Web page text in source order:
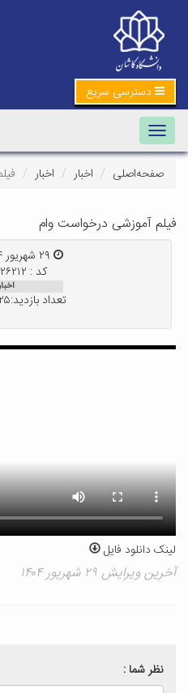
دسترسی سریع
Toggle navigation
صفحه‌اصلی اخبار اخبار
فیلم آموزشی درخواست وام
کد : ۲۶۲۱۲
تعداد بازدید:۵۲۵
لینک دانلود فایل
آخرین ویرایش ۲۹ شهریور ۱۴۰۴
نظر شما :